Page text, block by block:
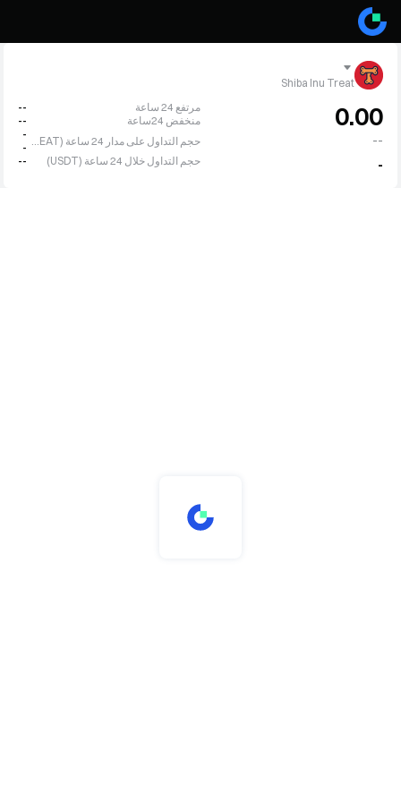
Shiba Inu Treat
0.00
--
-
مرتفع 24 ساعة
--
منخفض 24ساعة
--
-
-
حجم التداول خلال 24 ساعة (USDT)
--